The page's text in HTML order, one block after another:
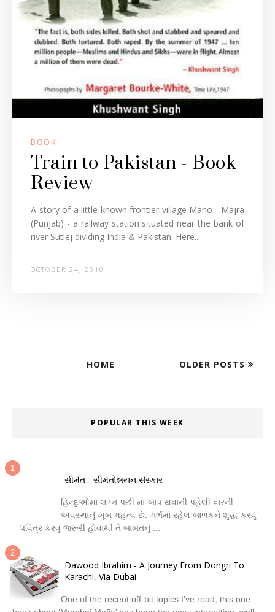
BOOK
Train to Pakistan - Book
Review
A story of a little known frontier village Mano - Majra
(Punjab) - a railway station situated near the bank of
river Sutlej dividing India & Pakistan. Here...
OCTOBER 24, 2010
OLDER POSTS
HOME
POPULAR THIS WEEK
સીમંત - સીમંતોન્નયન સંસ્કાર
હિન્દુઓમાં લગ્ન પછી મા-બાપ થવાની પહેલી વારની
અવસ્થાનું ખૂબ મહત્વ છે. ગર્ભમાં રહેલ બાળકને શુદ્ધ કરવું
– પવિત્ર કરવું જરૂરી હોવાથી તે બાબતનું ...
Dawood Ibrahim - A Journey From Dongri To
Karachi, Via Dubai
One of the recent off-bit topics I’ve read, this one